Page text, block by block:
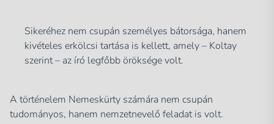
Sikeréhez nem csupán személyes bátorsága, hanem
kivételes erkölcsi tartása is kellett, amely – Koltay
szerint – az író legfőbb öröksége volt.
A történelem Nemeskürty számára nem csupán
tudományos, hanem nemzetnevelő feladat is volt.